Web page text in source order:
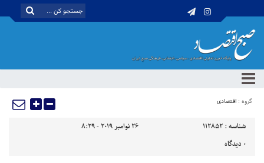
گروه : اقتصادی
شناسه : 112852
26 نوامبر 2019 - 8:29
0 دیدگاه